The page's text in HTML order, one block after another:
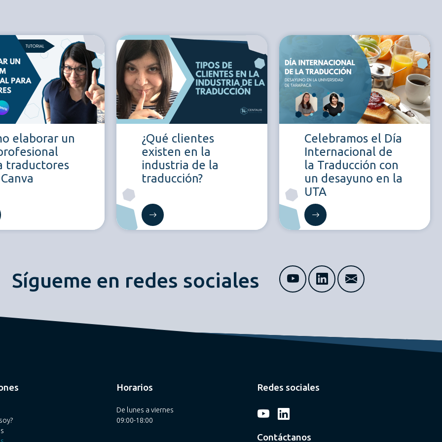
elaborar un
traductores
¿Qué clientes
existen en la
industria de la
traducción?
Celebramos el Día
Internacional de
la Traducción con
un desayuno en la
UTA
Sígueme en redes sociales
Horarios
De lunes a viernes
09:00-18:00
Redes sociales
Contáctanos